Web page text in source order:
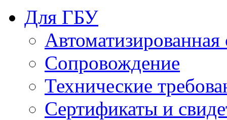
Для ГБУ
Сопровождение
Технические
Сертификаты и